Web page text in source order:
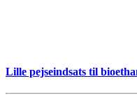
Lille pejseindsats til